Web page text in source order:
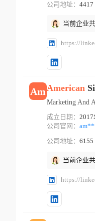
公司地址： 4417
当前企业
https://
AmAmerican
Marketing And
成立日期： 2017
公司官网：
公司地址： 6155
当前企业
https://